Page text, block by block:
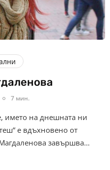
7 мин.
името на днешната ни
е вдъхновено от
завършва…